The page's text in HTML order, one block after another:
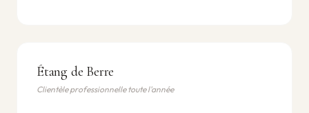
Étang de Berre
Clientèle professionnelle toute l'année